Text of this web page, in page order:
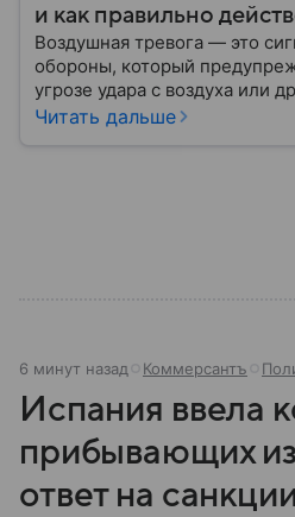
и как правильно
Воздушная тревога — это
обороны, который
угрозе удара с воздуха или
требующей немедленного
объявления. В материале
Читать дальше
6 минут назад Коммерсантъ
Испания ввела
прибывающих
ответ на